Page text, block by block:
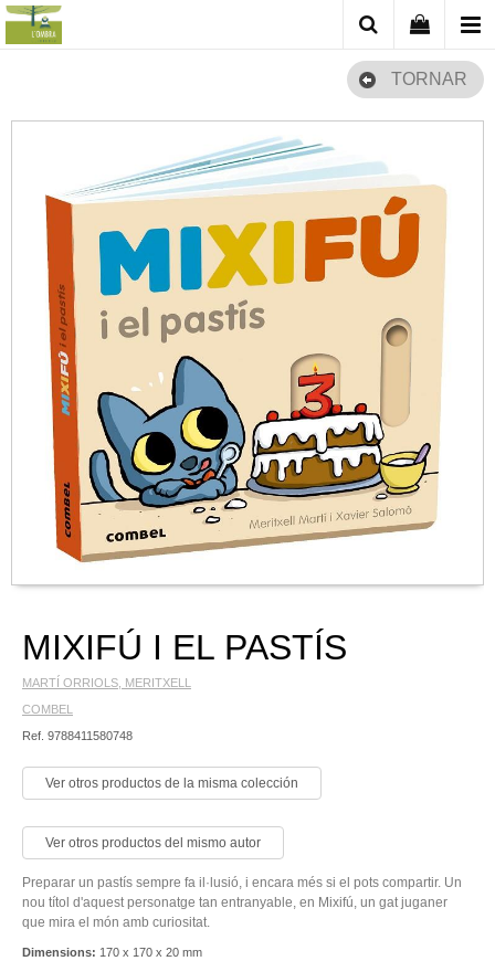
TORNAR
MIXIFÚ I EL PASTÍS
MARTÍ ORRIOLS, MERITXELL
COMBEL
Ref. 9788411580748
Ver otros productos de la misma colección
Ver otros productos del mismo autor
Preparar un pastís sempre fa il·lusió, i encara més si el pots compartir. Un
nou títol d'aquest personatge tan entranyable, en Mixifú, un gat juganer
que mira el món amb curiositat.
Dimensions: 170 x 170 x 20 mm